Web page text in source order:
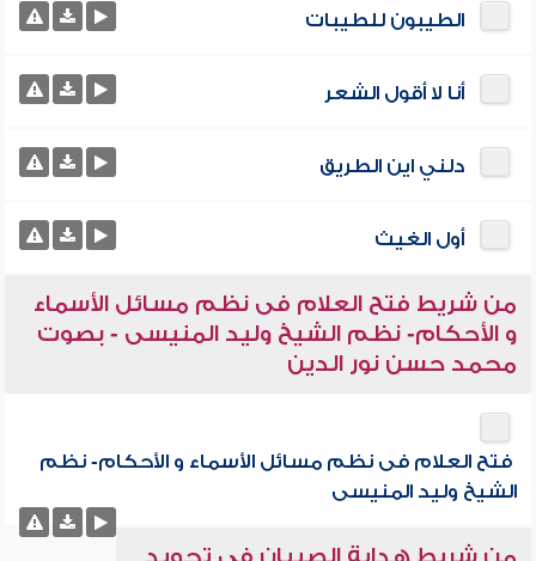
الطيبون للطيبات
أنا لا أقول الشعر
دلني اين الطريق
أول الغيث
من شريط فتح العلام فى نظم مسائل الأسماء
و الأحكام- نظم الشيخ وليد المنيسى - بصوت
محمد حسن نور الدين
فتح العلام فى نظم مسائل الأسماء و الأحكام- نظم
الشيخ وليد المنيسى